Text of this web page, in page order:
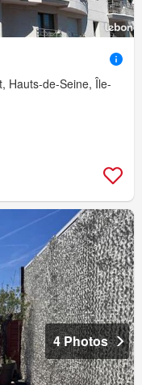
Hauts-de-Seine, Île-
4 Photos